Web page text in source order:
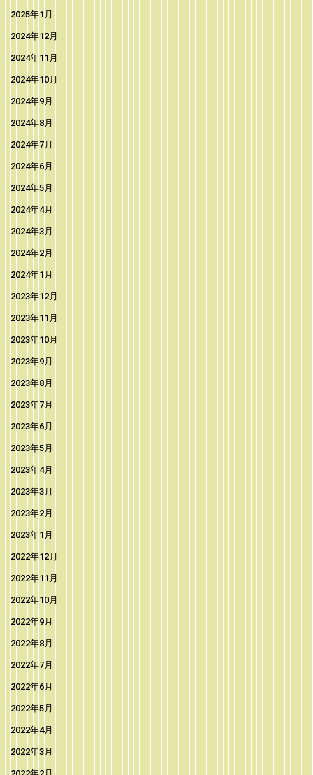
2025年1月
2024年12月
2024年11月
2024年10月
2024年9月
2024年8月
2024年7月
2024年6月
2024年5月
2024年4月
2024年3月
2024年2月
2024年1月
2023年12月
2023年11月
2023年10月
2023年9月
2023年8月
2023年7月
2023年6月
2023年5月
2023年4月
2023年3月
2023年2月
2023年1月
2022年12月
2022年11月
2022年10月
2022年9月
2022年8月
2022年7月
2022年6月
2022年5月
2022年4月
2022年3月